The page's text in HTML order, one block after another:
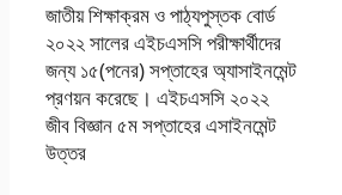
জাতীয় শিক্ষাক্রম ও পাঠ্যপুস্তক বাের্ড
২০২২ সালের এইচএসসি পরীক্ষার্থীদের
জন্য ১৫(পনের) সপ্তাহের অ্যাসাইনমেন্ট
প্রণয়ন করেছে। এইচএসসি ২০২২
জীব বিজ্ঞান ৫ম সপ্তাহের এসাইনমেন্ট
উত্তর